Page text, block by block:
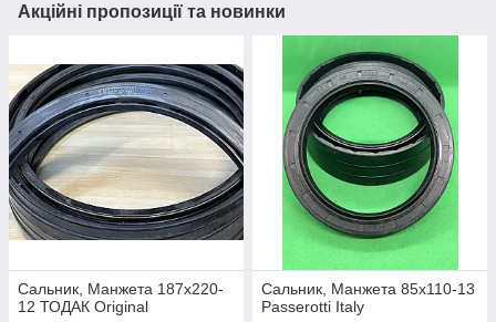
Акційні пропозиції та новинки
Сальник, Манжета 187х220-
12 ТОДАК Original
Сальник, Манжета 85х110-13
Passerotti Italy